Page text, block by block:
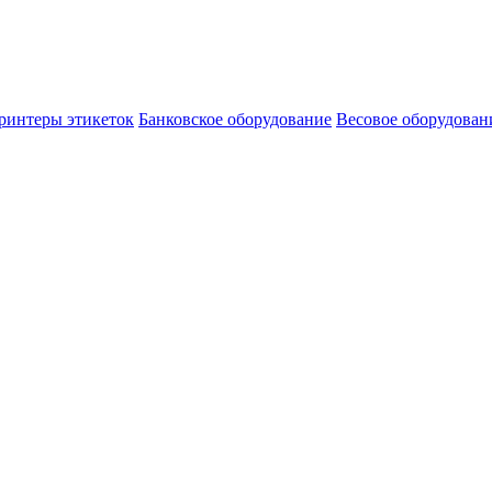
этикеток Банковское оборудование Весовое